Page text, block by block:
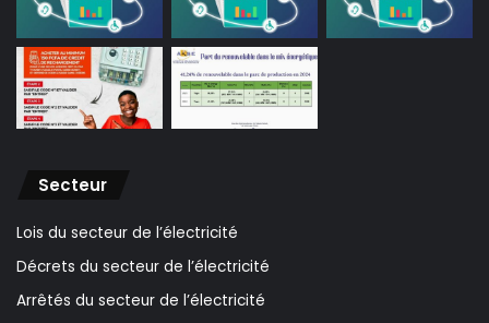
Secteur
Lois du secteur de l’électricité
Décrets du secteur de l’électricité
Arrêtés du secteur de l’électricité